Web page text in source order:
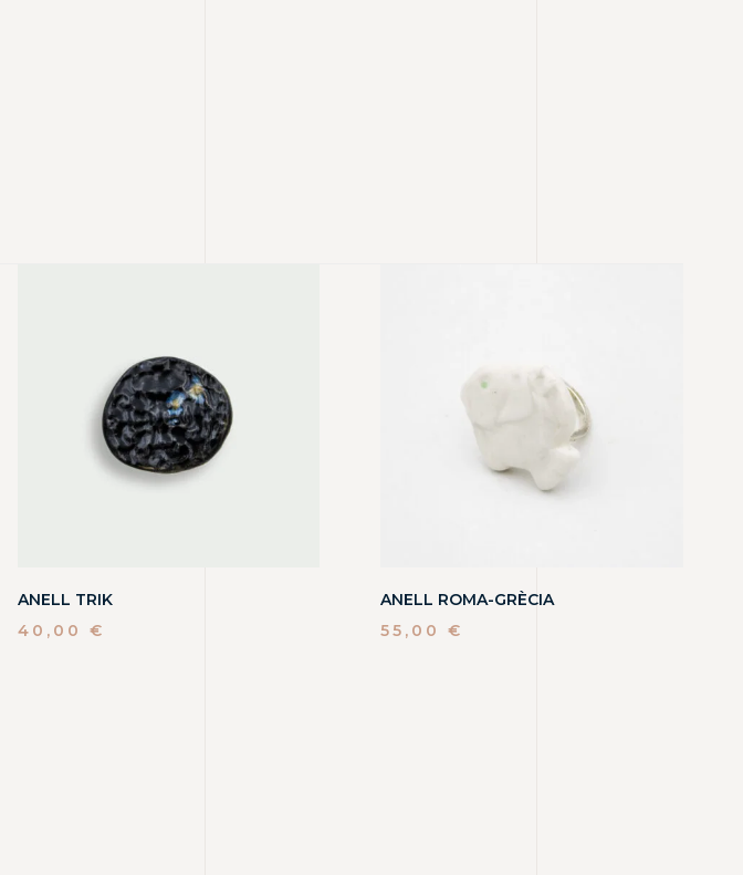
ANELL TRIK
40,00 €
ANELL ROMA-GRÈCIA
55,00€